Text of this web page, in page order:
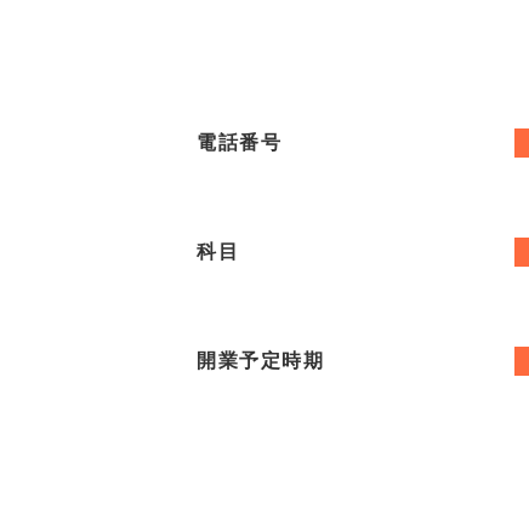
電話番号
科目
開業予定時期